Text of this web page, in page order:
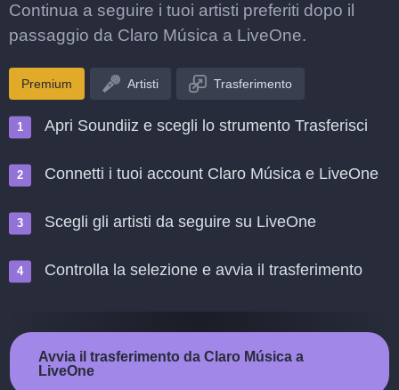
Continua a seguire i tuoi artisti preferiti dopo il
passaggio da Claro Música a LiveOne.
Premium Artisti Trasferimento
Apri Soundiiz e scegli lo strumento Trasferisci
Connetti i tuoi account Claro Música e LiveOne
Scegli gli artisti da seguire su LiveOne
Controlla la selezione e avvia il trasferimento
Avvia il trasferimento da Claro Música a
LiveOne